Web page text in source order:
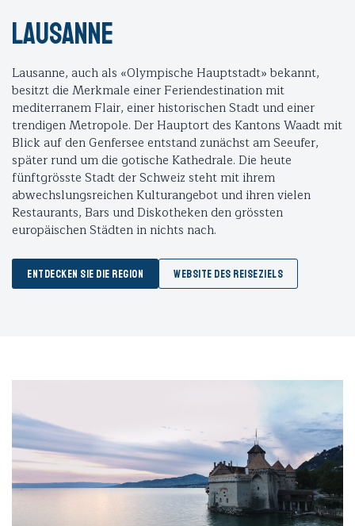
Lausanne
Lausanne, auch als «Olympische Hauptstadt» bekannt,
besitzt die Merkmale einer Feriendestination mit
mediterranem Flair, einer historischen Stadt und einer
trendigen Metropole. Der Hauptort des Kantons Waadt mit
Blick auf den Genfersee entstand zunächst am Seeufer,
später rund um die gotische Kathedrale. Die heute
fünftgrösste Stadt der Schweiz steht mit ihrem
abwechslungsreichen Kulturangebot und ihren vielen
Restaurants, Bars und Diskotheken den grössten
europäischen Städten in nichts nach.
ENTDECKEN SIE DIE REGION WEBSITE DES REISEZIELS